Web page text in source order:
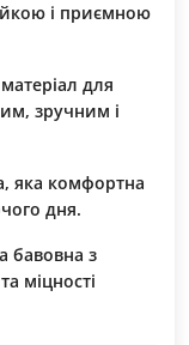
і приємною
для
зручним і
яка комфортна
дня.
бавовна з
міцності